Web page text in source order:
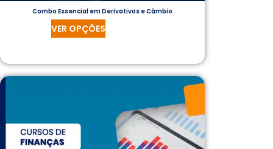
Combo Essencial em Derivativos e Câmbio
VER OPÇÕES